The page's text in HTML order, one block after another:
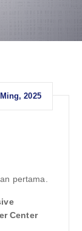
2025
pertama.
Center